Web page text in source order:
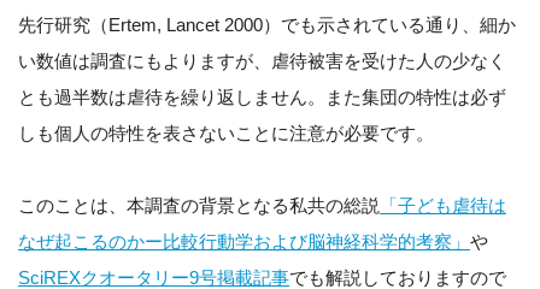
先行研究（Ertem, Lancet 2000）でも示されている通り、細か
い数値は調査にもよりますが、虐待被害を受けた人の少なく
とも過半数は虐待を繰り返しません。また集団の特性は必ず
しも個人の特性を表さないことに注意が必要です。
このことは、本調査の背景となる私共の総説
「子ども虐待は
なぜ起こるのかー比較行動学および脳神経科学的考察」 や
SciREXクオータリー9号掲載記事でも解説しておりますので